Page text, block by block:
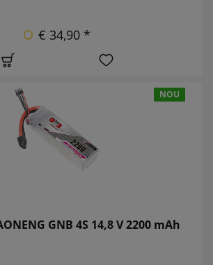
€ 34,90 *
NOU
GNB 4S 14,8 V 2200 mAh